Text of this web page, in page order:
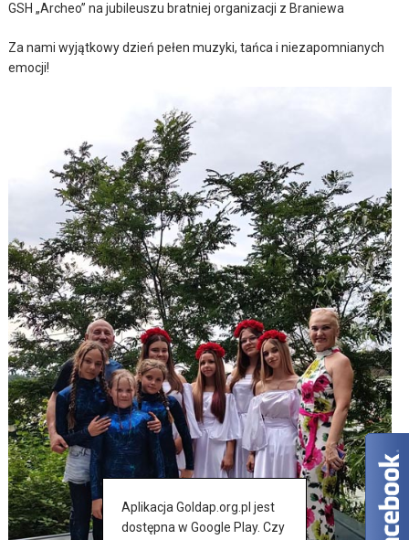
GSH „Archeo” na jubileuszu bratniej organizacji z Braniewa
Za nami wyjątkowy dzień pełen muzyki, tańca i niezapomnianych
emocji!
Aplikacja Goldap.org.pl jest
dostępna w Google Play. Czy